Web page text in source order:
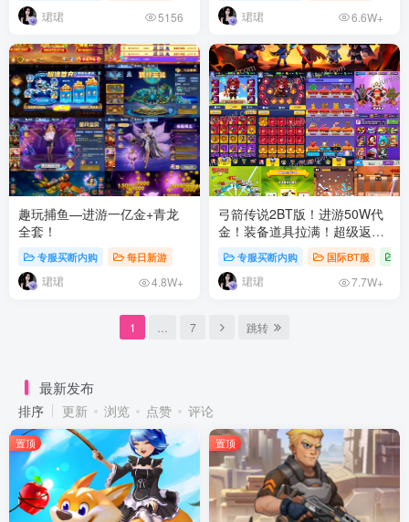
珺珺 5156 珺珺 6.6W+
趣玩捕鱼—进游一亿金+青龙
全套！
专服买断内购 每日新游
珺珺 4.8W+
弓箭传说2BT版！进游50W代
金！装备道具拉满！超级返
利！专服买断内购 国际BT服
珺珺 7.7W+
1 7 跳转
最新发布
排序 更新 浏览 点赞 评论
置顶 置顶